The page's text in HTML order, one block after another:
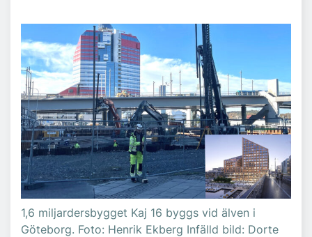
1,6 miljardersbygget Kaj 16 byggs vid älven i
Göteborg. Foto: Henrik Ekberg Infälld bild: Dorte